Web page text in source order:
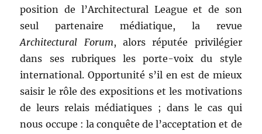
position de l’Architectural League et de son
seul partenaire médiatique, la revue
Architectural Forum, alors réputée privilégier
dans ses rubriques les porte-voix du style
international. Opportunité s’il en est de mieux
saisir le rôle des expositions et les motivations
de leurs relais médiatiques ; dans le cas qui
nous occupe : la conquête de l’acceptation et de